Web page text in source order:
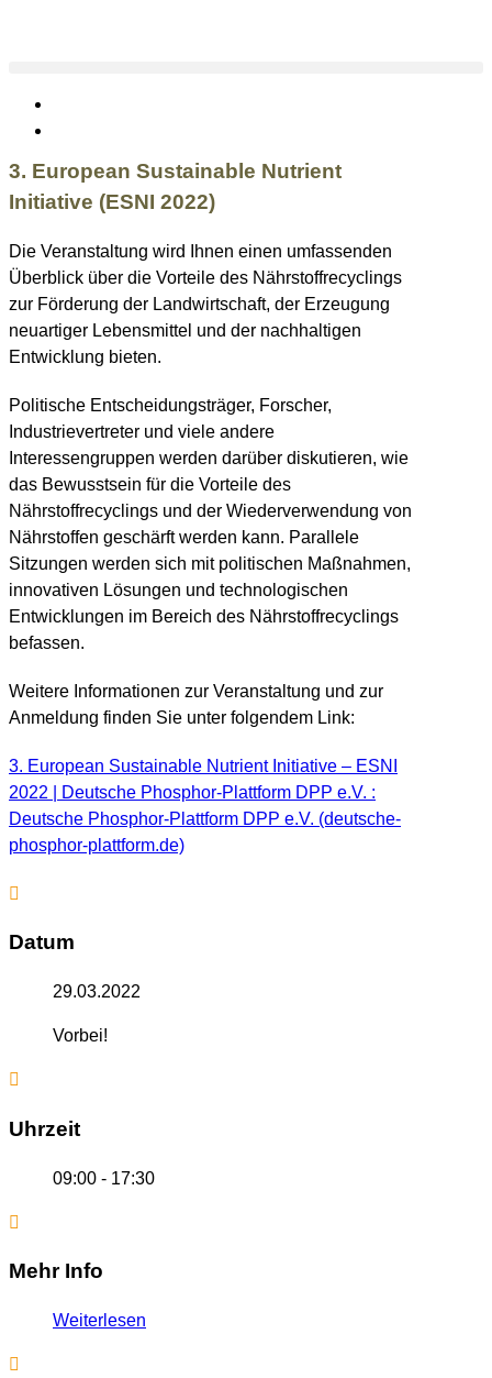
3. European Sustainable Nutrient
Initiative (ESNI 2022)
Die Veranstaltung wird Ihnen einen umfassenden
Überblick über die Vorteile des Nährstoffrecyclings
zur Förderung der Landwirtschaft, der Erzeugung
neuartiger Lebensmittel und der nachhaltigen
Entwicklung bieten.
Politische Entscheidungsträger, Forscher,
Industrievertreter und viele andere
Interessengruppen werden darüber diskutieren, wie
das Bewusstsein für die Vorteile des
Nährstoffrecyclings und der Wiederverwendung von
Nährstoffen geschärft werden kann. Parallele
Sitzungen werden sich mit politischen Maßnahmen,
innovativen Lösungen und technologischen
Entwicklungen im Bereich des Nährstoffrecyclings
befassen.
Weitere Informationen zur Veranstaltung und zur
Anmeldung finden Sie unter folgendem Link:
3. European Sustainable Nutrient Initiative – ESNI
2022 | Deutsche Phosphor-Plattform DPP e.V. :
Deutsche Phosphor-Plattform DPP e.V. (deutsche-
phosphor-plattform.de)
Datum
29.03.2022
Vorbei!
Uhrzeit
09:00 - 17:30
Mehr Info
Weiterlesen